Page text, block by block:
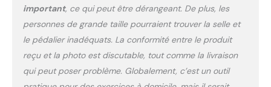
résistance générale,
fonctionne comme une
machine cardio pour tout
le corps, la construction
robuste de ce cross
trainer elliptique offre une
excellente stabilité et une
important, ce qui peut être dérangeant. De plus, les
personnes de grande taille pourraient trouver la selle et
le pédalier inadéquats. La conformité entre le produit
reçu et la photo est discutable, tout comme la livraison
qui peut poser problème. Globalement, c’est un outil